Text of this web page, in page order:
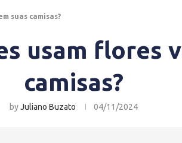
suas camisas?
usam flores
camisas?
byJuliano Buzato 04/11/2024